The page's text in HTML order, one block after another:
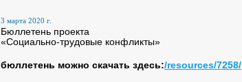
3 марта 2020 г.
Бюллетень проекта
«Социально-трудовые конфликты»
бюллетень можно скачать здесь:/resources/7258/